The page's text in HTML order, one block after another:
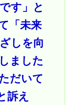
す」と
「未来
しを向
ました
だいて
訴え